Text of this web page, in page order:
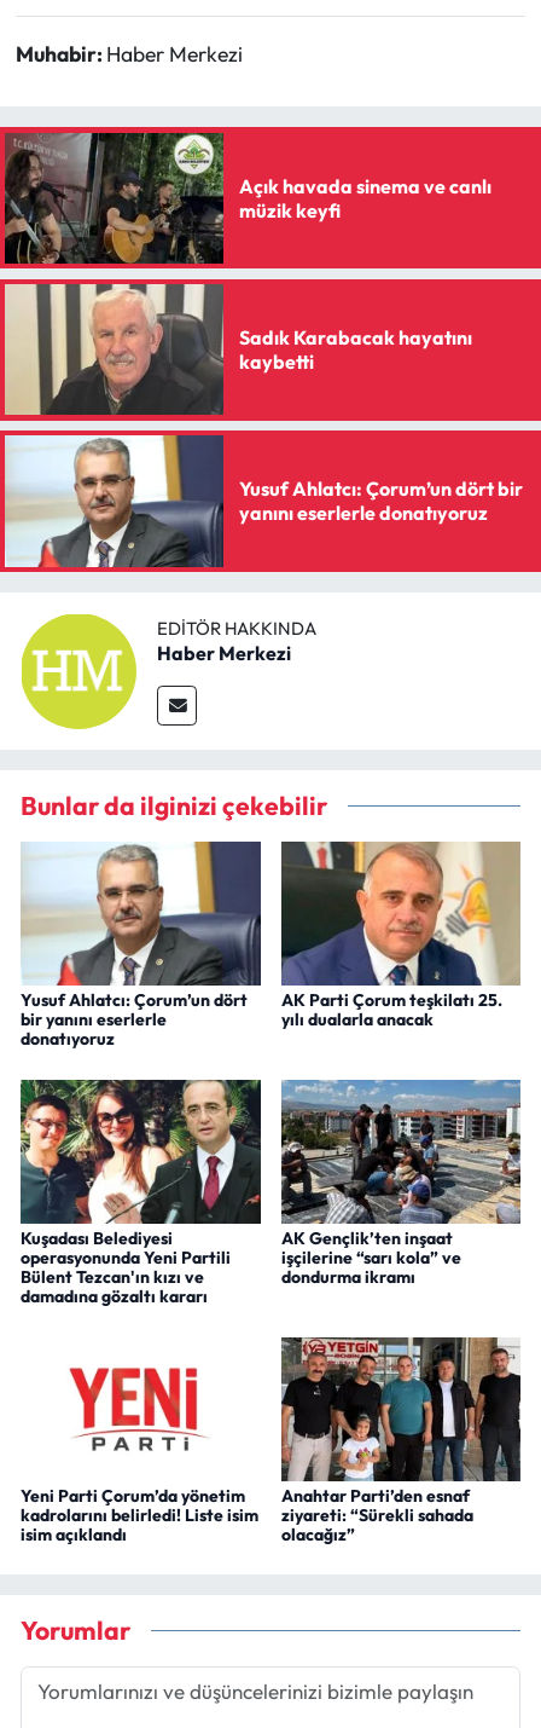
Muhabir: Haber Merkezi
Açık havada sinema ve canlı
müzik keyfi
Sadık Karabacak hayatını
kaybetti
Yusuf Ahlatcı: Çorum’un dört bir
yanını eserlerle donatıyoruz
EDITÖR HAKKINDA
Haber Merkezi
Bunlar da ilginizi çekebilir
Yusuf Ahlatcı: Çorum’un dört
bir yanını eserlerle
donatıyoruz
AK Parti Çorum teşkilatı 25.
yılı dualarla anacak
Kuşadası Belediyesi
operasyonunda Yeni Partili
Bülent Tezcan'ın kızı ve
damadına gözaltı kararı
AK Gençlik’ten inşaat
işçilerine “sarı kola” ve
dondurma ikramı
Yeni Parti Çorum’da yönetim
kadrolarını belirledi! Liste isim
isim açıklandı
Anahtar Parti’den esnaf
ziyareti: “Sürekli sahada
olacağız”
Yorumlar